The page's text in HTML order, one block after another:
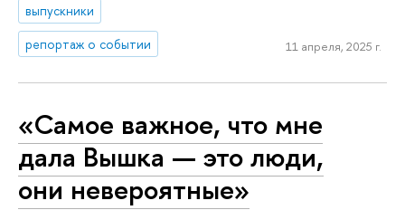
выпускники
репортаж о событии
11 апреля, 2025 г.
«Самое важное, что мне
дала Вышка — это люди,
они невероятные»